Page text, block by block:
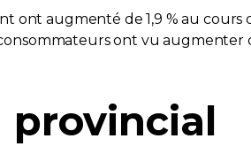
ont augmenté de 1,9 % au
ont vu augmenter
provincial